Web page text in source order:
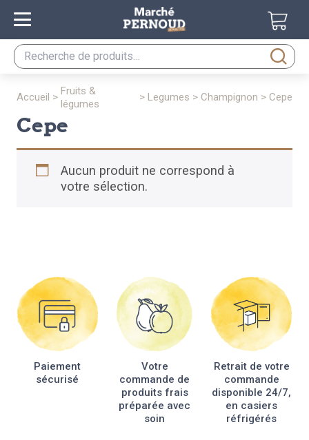
Recherche
pour :
accueil >
fruits &
légumes
> legumes > champignon > cepe
cepe
Aucun produit ne correspond à
votre sélection.
Paiement
sécurisé
Votre
commande de
produits frais
préparée avec
soin
Retrait de votre
commande
disponible 24/7,
en casiers
réfrigérés